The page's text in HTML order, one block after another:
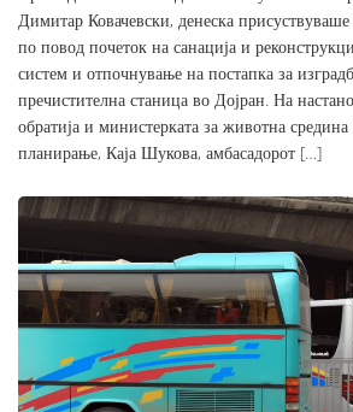
Димитар Ковачевски, денеска
по повод почеток на санација и
систем и отпочнување на постапка за
пречистителна станица во Дојран. На
обратија и министерката за животна
планирање, Каја Шукова, амбасадорот […]